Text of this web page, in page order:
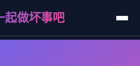
起做坏事吧